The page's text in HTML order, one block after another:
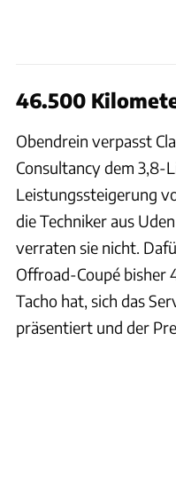
46.500
Obendrein verpasst
Consultancy dem
Leistungssteigerung
die Techniker aus
verraten sie nicht.
Offroad-Coupé bisher
Tacho hat, sich das
präsentiert und der